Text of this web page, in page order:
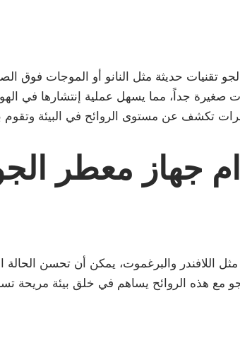
تقنيات حديثة مثل النانو أو الموجات فوق
صغيرة جداً، مما يسهل عملية إنتشارها في
تكشف عن مستوى الروائح في البيئة وتقوم
جهاز معطر
مثل اللافندر والبرغموت، يمكن أن تحسن
مع هذه الروائح يساهم في خلق بيئة مريحة